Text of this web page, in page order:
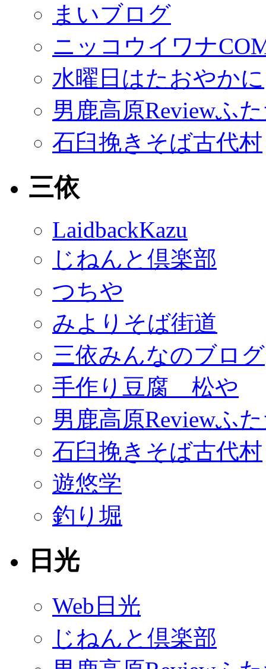
まいブログ
ニッコウイワナ
水曜日はたおやかに
男鹿高原Reviewふ
石臼挽きそば古代村
三依
LaidbackKazu
じねんと倶楽部
つちや
みよりそば街道
三依みんなのブログ
手作り豆腐 松や
男鹿高原Reviewふ
石臼挽きそば古代村
遊悠学
釣り堀
日光
Web日光
じねんと倶楽部